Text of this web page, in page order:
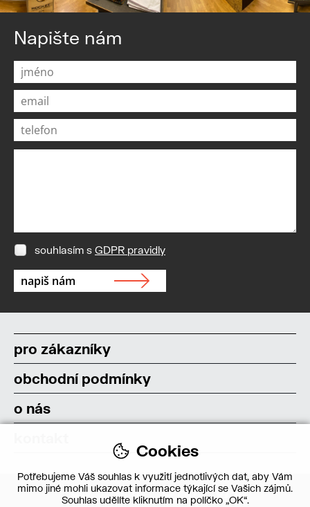
Napište nám
souhlasím s GDPR pravidly
pro zákazníky
obchodní podmínky
o nás
Cookies
Potřebujeme Váš souhlas k využití jednotlivých dat, aby Vám
mimo jiné mohli ukazovat informace týkající se Vašich zájmů.
Souhlas udělíte kliknutím na políčko „OK“.